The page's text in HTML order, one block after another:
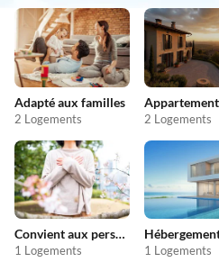
Adapté aux familles
2 Logements 2 Logements
Convient aux personnes allergiques
1 Logements 1 Logements